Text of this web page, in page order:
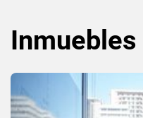
Inmuebles